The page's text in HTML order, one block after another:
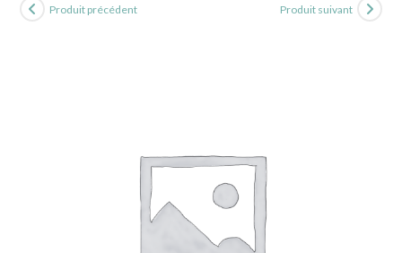
Produit précédent Produit suivant